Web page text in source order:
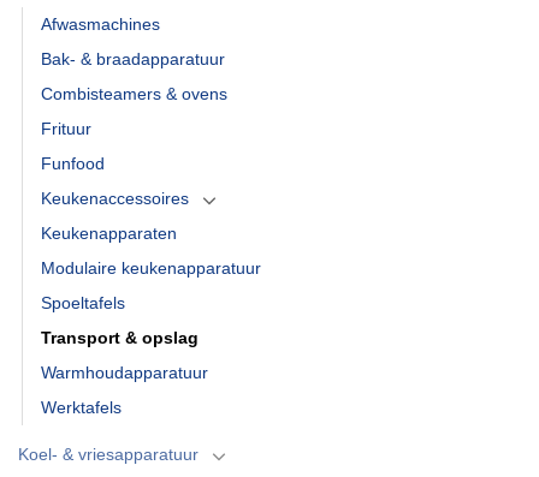
Afwasmachines
Bak- & braadapparatuur
Combisteamers & ovens
Frituur
Funfood
Keukenaccessoires
Keukenapparaten
Modulaire keukenapparatuur
Spoeltafels
Transport & opslag
Warmhoudapparatuur
Werktafels
Koel- & vriesapparatuur